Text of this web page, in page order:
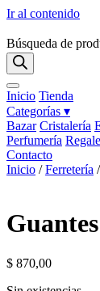
Ir al contenido
Búsqueda de
Inicio Tienda
Categorías ▾
Bazar Cristalería
Perfumería
Contacto
Inicio /Ferretería /
$ 870,00